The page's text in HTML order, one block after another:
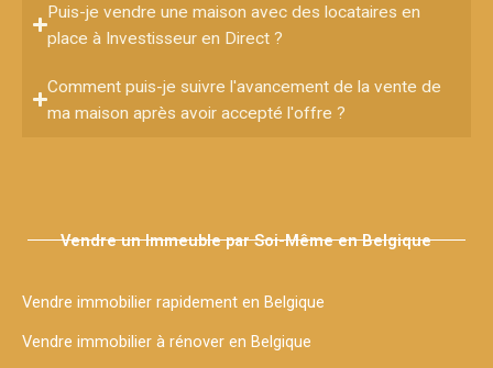
Puis-je vendre une maison avec des locataires en
place à Investisseur en Direct ?
Comment puis-je suivre l'avancement de la vente de
ma maison après avoir accepté l'offre ?
Vendre un Immeuble par Soi-Même en Belgique
Vendre immobilier rapidement en Belgique
Vendre immobilier à rénover en Belgique